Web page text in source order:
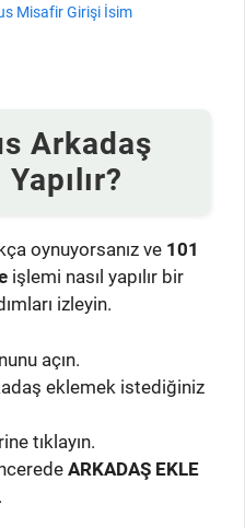
Misafir Girişi İsim
Arkadaş
oynuyorsanız ve 101
işlemi nasıl yapılır bir
izleyin.
açın.
eklemek istediğiniz
tıklayın.
ARKADAŞ EKLE